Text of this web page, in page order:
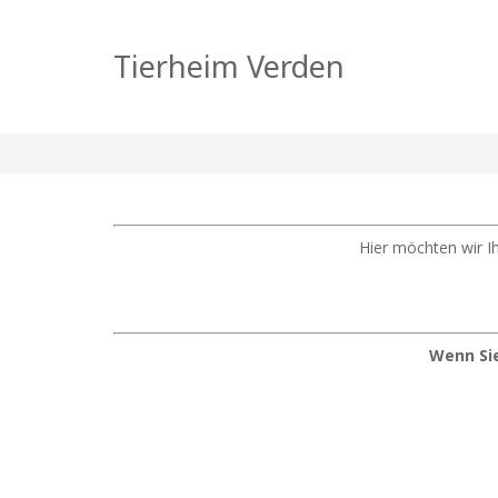
Tierheim Verden
Unsere Katzen
Hier möchten wir
Wenn